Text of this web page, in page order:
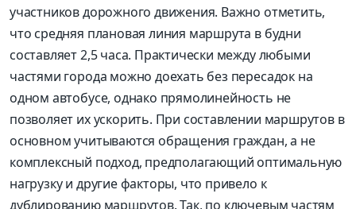
участников дорожного движения. Важно отметить,
что средняя плановая линия маршрута в будни
составляет 2,5 часа. Практически между любыми
частями города можно доехать без пересадок на
одном автобусе, однако прямолинейность не
позволяет их ускорить. При составлении маршрутов в
основном учитываются обращения граждан, а не
комплексный подход, предполагающий оптимальную
нагрузку и другие факторы, что привело к
дублированию маршрутов. Так, по ключевым частям